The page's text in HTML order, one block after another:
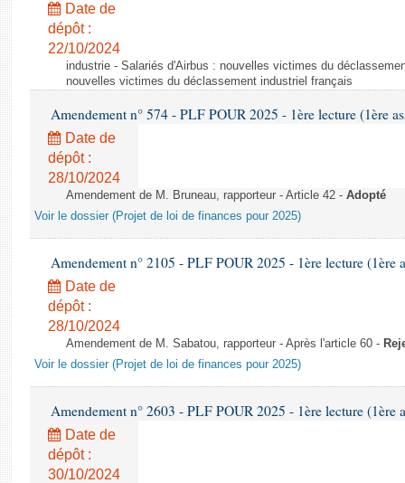
Budget et sécurité sociale
Questions écrites et orales
Comptes rendus des débats
Date de
dépôt :
22/10/2024
industrie - Salariés d'Airbus : nouvelles victimes du
nouvelles victimes du déclassement industriel français
Amendement n° 574 - PLF POUR 2025 - 1ère lecture (1ère
Date de
dépôt :
28/10/2024
Amendement de M. Bruneau, rapporteur - Article 42 - Adopté
Voir le dossier (Projet de loi de finances pour 2025)
Amendement n° 2105 - PLF POUR 2025 - 1ère lecture (1ère
Date de
dépôt :
28/10/2024
Amendement de M. Sabatou, rapporteur - Après l'article 60 -
Voir le dossier (Projet de loi de finances pour 2025)
Amendement n° 2603 - PLF POUR 2025 - 1ère lecture (1ère
Date de
dépôt :
30/10/2024